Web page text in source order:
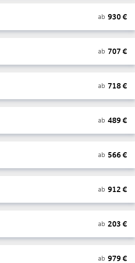
ab 930€
ab 707 €
ab 718€
ab 489€
ab 566€
ab 912 €
ab 203 €
ab 979€